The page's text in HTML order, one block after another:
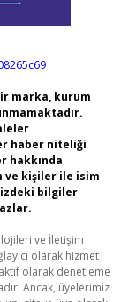
marka, kurum
haber niteliği
hakkında
ve kişiler ile isim
bilgiler
ve İletişim
olarak hizmet
olarak denetleme
Ancak, üyelerimiz